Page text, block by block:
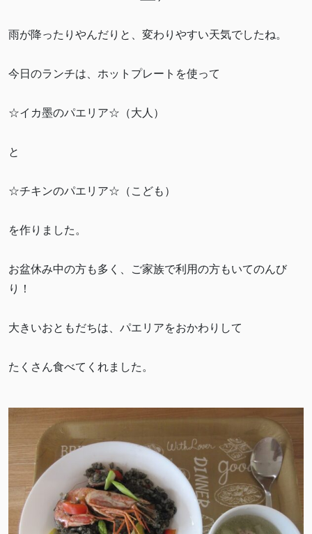
雨が降ったりやんだりと、変わりやすい天気でしたね。
今日のランチは、ホットプレートを使って
☆イカ墨のパエリア☆（大人）
と
☆チキンのパエリア☆（こども）
を作りました。
お盆休み中の方も多く、ご家族で利用の方もいてのんび
り！
大きいおともだちは、パエリアをおかわりして
たくさん食べてくれました。